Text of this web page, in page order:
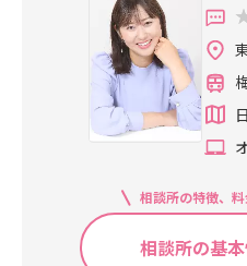
相談所の特徴、
相談所の基